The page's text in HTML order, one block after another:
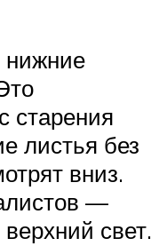
нижние
старения
листья без
вниз.
—
свет.